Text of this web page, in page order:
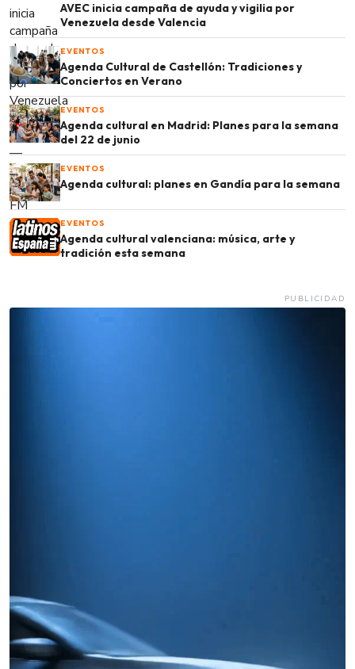
AVEC inicia campaña de ayuda y vigilia por
Venezuela desde Valencia
EVENTOS
Agenda Cultural de Castellón: Tradiciones y
Conciertos en Verano
EVENTOS
Agenda cultural en Madrid: Planes para la semana
del 22 de junio
EVENTOS
Agenda cultural: planes en Gandía para la semana
EVENTOS
Agenda cultural valenciana: música, arte y
tradición esta semana
PUBLICIDAD